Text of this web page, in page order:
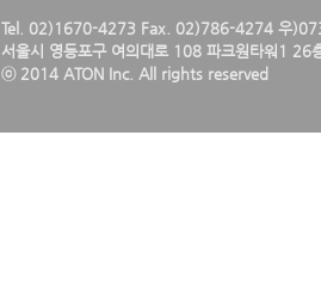
Tel. 02)1670-4273 Fax. 02)786-4274 우
서울시 영등포구 여의대로 108 파크원타워1 26
ⓒ 2014 ATON Inc. All rights reserved